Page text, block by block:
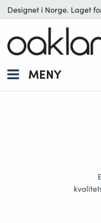
Designet i Norge. Laget
MENY